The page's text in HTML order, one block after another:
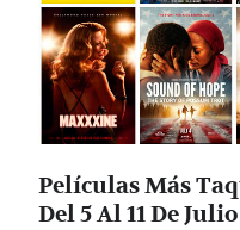
Películas Más
Del 5 Al 11 De